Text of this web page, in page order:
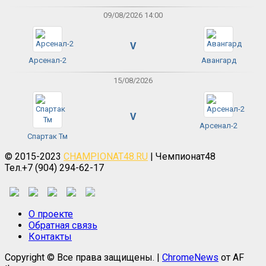
09/08/2026 14:00
Арсенал-2
V
Авангард
15/08/2026
Спартак Тм
V
Арсенал-2
© 2015-2023 CHAMPIONAT48.RU | Чемпионат48
Тел.+7 (904) 294-62-17
О проекте
Обратная связь
Контакты
Copyright © Все права защищены. | ChromeNews от AF